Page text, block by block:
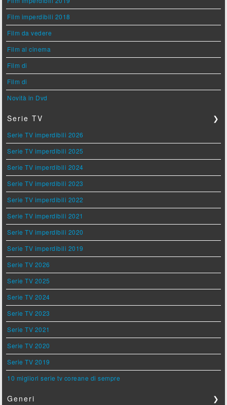
Film imperdibili 2018
Film da vedere
Film al cinema
Film di
Film di
Novità in Dvd
Serie TV ❯
Serie TV imperdibili 2026
Serie TV imperdibili 2025
Serie TV imperdibili 2024
Serie TV imperdibili 2023
Serie TV imperdibili 2022
Serie TV imperdibili 2021
Serie TV imperdibili 2020
Serie TV imperdibili 2019
Serie TV 2026
Serie TV 2025
Serie TV 2024
Serie TV 2023
Serie TV 2021
Serie TV 2020
Serie TV 2019
10 migliori serie tv coreane di sempre
Generi ❯